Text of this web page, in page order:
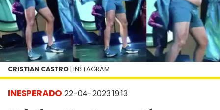
INESPERADO 22-04-2023 19:13
CRISTIAN CASTRO | INSTAGRAM